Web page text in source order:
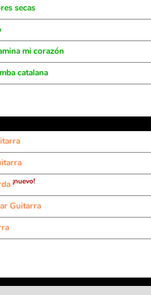
secas
mi corazón
catalana
¡nuevo!
Guitarra